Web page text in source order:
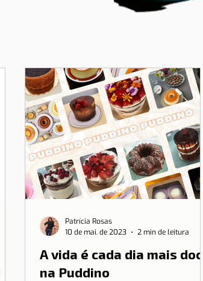
A vida é cada dia mais doce
na Puddino
Patrícia Rosas
10 de mai. de 2023
2 min de leitura